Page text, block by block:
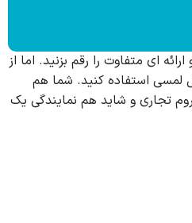
ای متفاوت را رقم بزنید. اما از
لمسی استفاده کنید. شما هم
تجاری و شاید هم نمایندگی یک